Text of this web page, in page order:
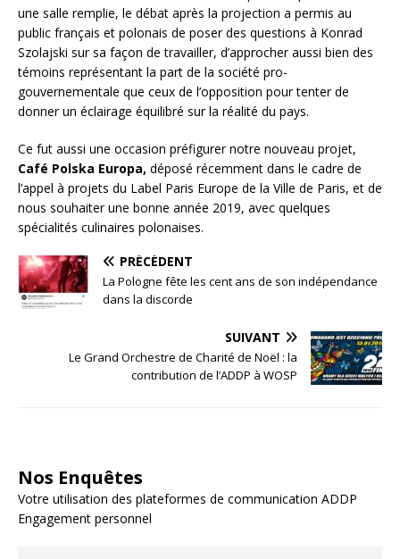
une salle remplie, le débat après la projection a permis au
public français et polonais de poser des questions à Konrad
Szolajski sur sa façon de travailler, d’approcher aussi bien des
témoins représentant la part de la société pro-
gouvernementale que ceux de l’opposition pour tenter de
donner un éclairage équilibré sur la réalité du pays.
Ce fut aussi une occasion préfigurer notre nouveau projet,
Café Polska Europa, déposé récemment dans le cadre de
l’appel à projets du Label Paris Europe de la Ville de Paris, et de
nous souhaiter une bonne année 2019, avec quelques
spécialités culinaires polonaises.
PRÉCÉDENT
La Pologne fête les cent ans de son indépendance
dans la discorde
SUIVANT
Le Grand Orchestre de Charité de Noël : la
contribution de l’ADDP à WOSP
Nos Enquêtes
Votre utilisation des plateformes de communication ADDP
Engagement personnel